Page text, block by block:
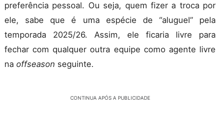
preferência pessoal. Ou seja, quem fizer a troca por
ele, sabe que é uma espécie de “aluguel” pela
temporada 2025/26. Assim, ele ficaria livre para
fechar com qualquer outra equipe como agente livre
na offseason seguinte.
CONTINUA APÓS A PUBLICIDADE